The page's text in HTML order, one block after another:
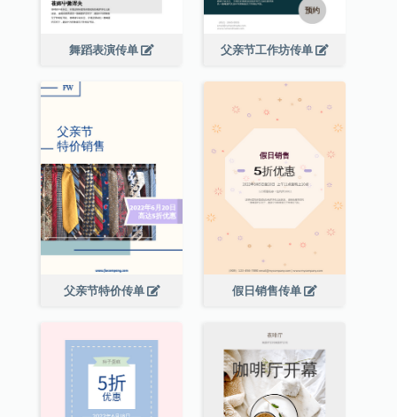
舞蹈表演传单 父亲节工作坊传单
父亲节特价传单 假日销售传单